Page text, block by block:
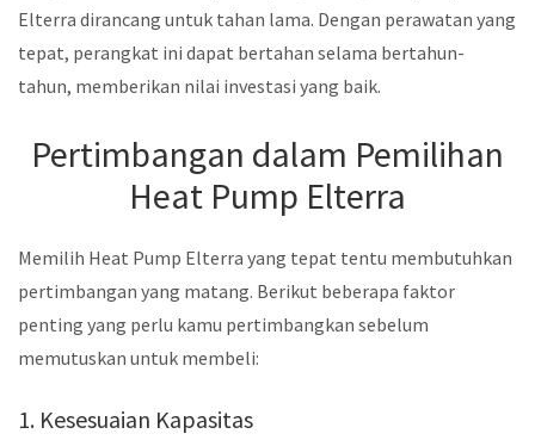
Elterra dirancang untuk tahan lama. Dengan perawatan yang
tepat, perangkat ini dapat bertahan selama bertahun-
tahun, memberikan nilai investasi yang baik.
Pertimbangan dalam Pemilihan
Heat Pump Elterra
Memilih Heat Pump Elterra yang tepat tentu membutuhkan
pertimbangan yang matang. Berikut beberapa faktor
penting yang perlu kamu pertimbangkan sebelum
memutuskan untuk membeli:
1. Kesesuaian Kapasitas